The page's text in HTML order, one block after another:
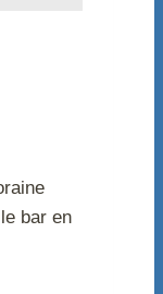
bar en